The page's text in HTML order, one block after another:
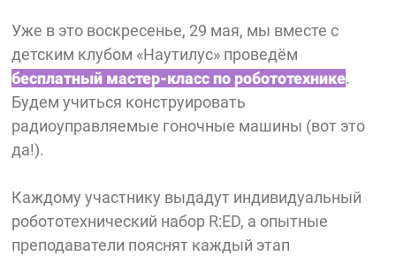
Уже в это воскресенье, 29 мая, мы вместе с
детским клубом «Наутилус» проведём
бесплатный мастер-класс по робототехнике.
Будем учиться конструировать
радиоуправляемые гоночные машины (вот это
да!).
Каждому участнику выдадут индивидуальный
робототехнический набор R:ED, а опытные
преподаватели пояснят каждый этап